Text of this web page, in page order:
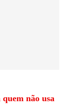
não usa